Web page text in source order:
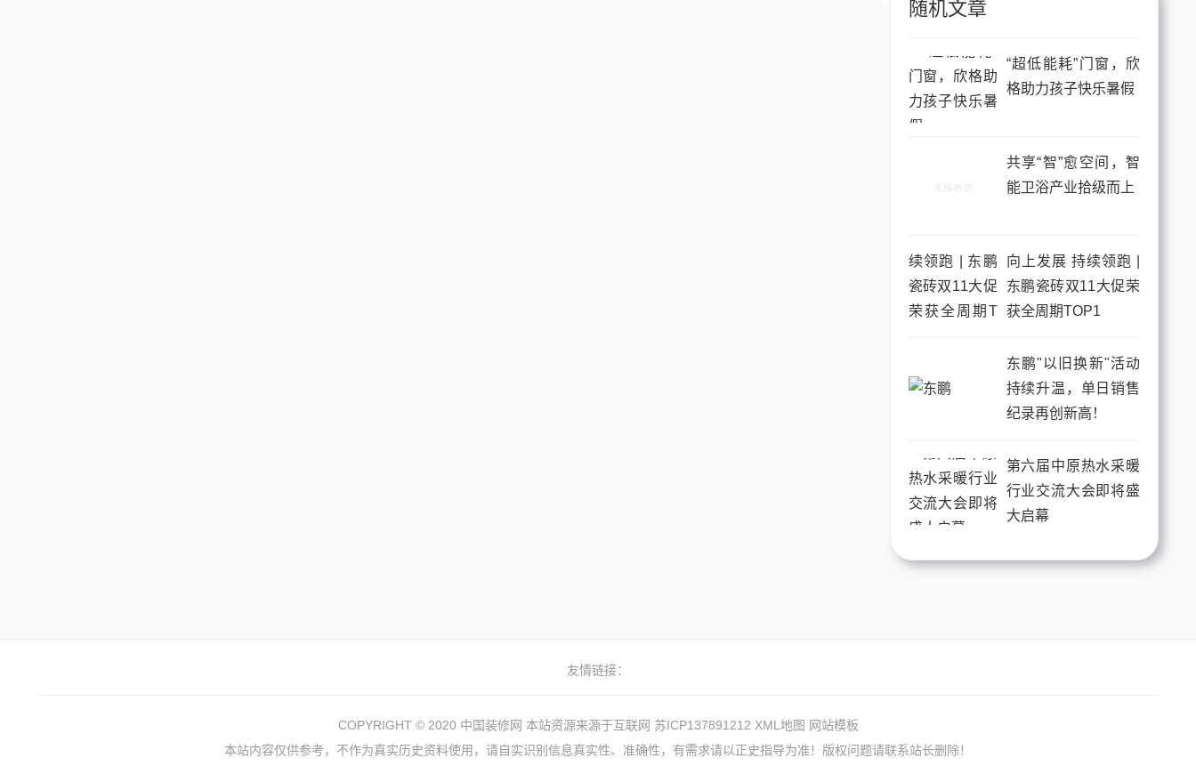
随机文章
“超低能耗”门窗，欣
格助力孩子快乐暑假
共享“智”愈空间，智
能卫浴产业拾级而上
向上发展 持续领跑 |
东鹏瓷砖双11大促荣
获全周期TOP1
东鹏"以旧换新"活动
持续升温，单日销售
纪录再创新高！
第六届中原热水采暖
行业交流大会即将盛
大启幕
友情链接：
COPYRIGHT © 2020 中国装修网 本站资源来源于互联网 苏ICP137891212 XML地图 网站模板
本站内容仅供参考，不作为真实历史资料使用，请自实识别信息真实性、准确性，有需求请以正史指导为准！版权问题请联系站长删除！